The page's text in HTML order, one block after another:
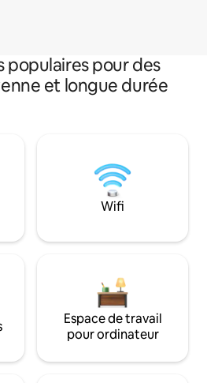
populaires pour des
et longue durée
Wifi
Espace de travail
pour ordinateur